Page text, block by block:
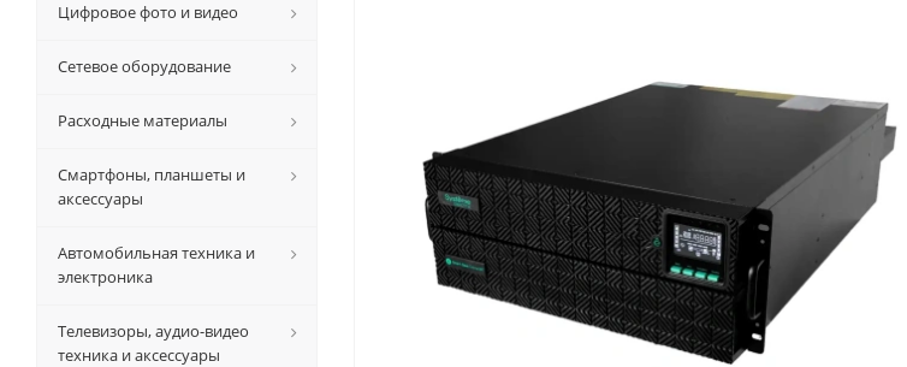
Цифровое фото и видео
Сетевое оборудование
Расходные материалы
Смартфоны, планшеты и
аксессуары
Автомобильная техника и
электроника
Телевизоры, аудио-видео
техника и аксессуары